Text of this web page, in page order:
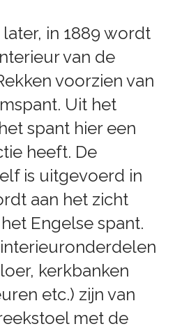
in 1889 wordt
van de
voorzien van
Uit het
spant hier een
heeft. De
is uitgevoerd in
aan het zicht
Engelse spant.
kerkbanken
etc.) zijn van
met de